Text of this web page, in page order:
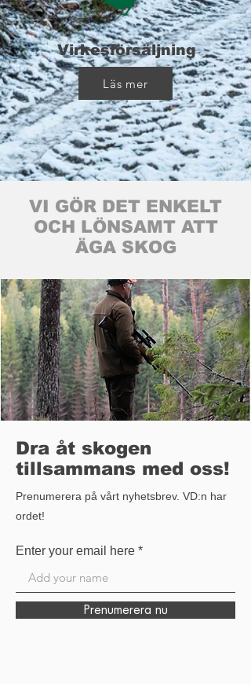
Virkesförsäljning
Läs mer
VI GÖR DET ENKELT
OCH LÖNSAMT ATT
ÄGA SKOG
Dra åt skogen
tillsammans med oss!
Prenumerera på vårt nyhetsbrev. VD:n har
ordet!
Enter your email here
Prenumerera nu